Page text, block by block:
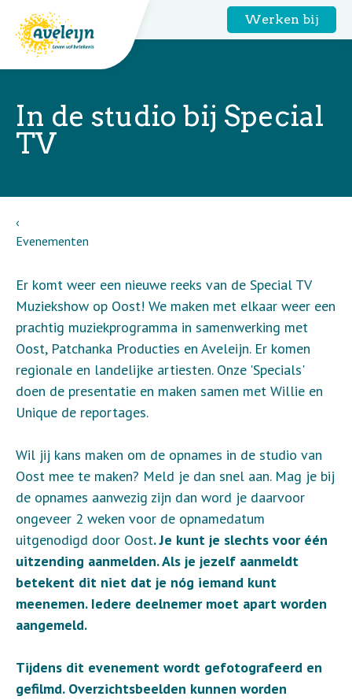
Werken bij
In de studio bij Special
TV
Evenementen
Er komt weer een nieuwe reeks van de Special TV
Muziekshow op Oost! We maken met elkaar weer een
prachtig muziekprogramma in samenwerking met
Oost, Patchanka Producties en Aveleijn. Er komen
regionale en landelijke artiesten. Onze 'Specials'
doen de presentatie en maken samen met Willie en
Unique de reportages.
Wil jij kans maken om de opnames in de studio van
Oost mee te maken? Meld je dan snel aan. Mag je bij
de opnames aanwezig zijn dan word je daarvoor
ongeveer 2 weken voor de opnamedatum
uitgenodigd door Oost. Je kunt je slechts voor één
uitzending aanmelden. Als je jezelf aanmeldt
betekent dit niet dat je nóg iemand kunt
meenemen. Iedere deelnemer moet apart worden
aangemeld.
Tijdens dit evenement wordt gefotografeerd en
gefilmd. Overzichtsbeelden kunnen worden